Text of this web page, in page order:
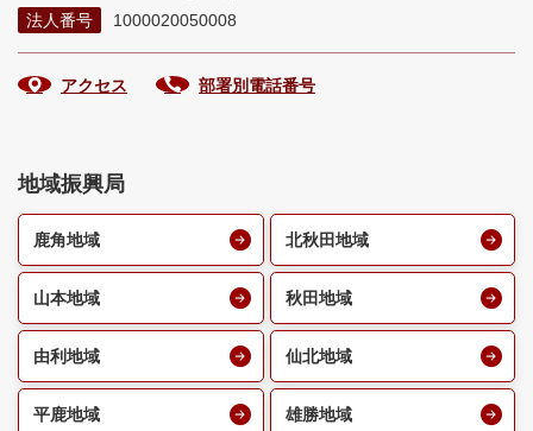
法人番号
1000020050008
アクセス 部署別電話番号
地域振興局
鹿角地域 北秋田地域
山本地域 秋田地域
由利地域 仙北地域
平鹿地域 雄勝地域